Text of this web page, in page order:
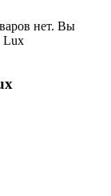
нет. Вы
Lux